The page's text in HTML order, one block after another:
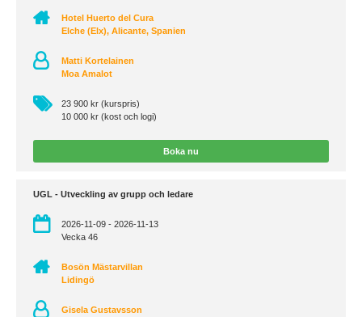
Hotel Huerto del Cura
Elche (Elx), Alicante, Spanien
Matti Kortelainen
Moa Amalot
23 900 kr (kurspris)
10 000 kr (kost och logi)
Boka nu
UGL - Utveckling av grupp och ledare
2026-11-09 - 2026-11-13
Vecka 46
Bosön Mästarvillan
Lidingö
Gisela Gustavsson